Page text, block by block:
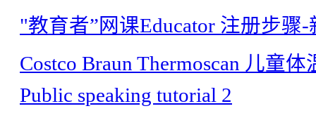
"教育者”网课Educator 注册步骤-
Costco Braun Thermoscan 儿童
Public speaking tutorial 2